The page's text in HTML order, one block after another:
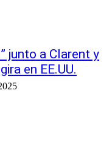
junto a Clarent y
en EE.UU.